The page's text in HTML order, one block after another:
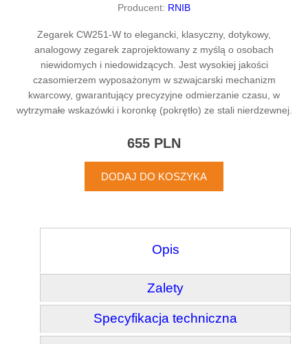
Producent: RNIB
Zegarek CW251-W to elegancki, klasyczny, dotykowy,
analogowy zegarek zaprojektowany z myślą o osobach
niewidomych i niedowidzących. Jest wysokiej jakości
czasomierzem wyposażonym w szwajcarski mechanizm
kwarcowy, gwarantujący precyzyjne odmierzanie czasu, w
wytrzymałe wskazówki i koronkę (pokrętło) ze stali nierdzewnej.
655 PLN
Opis
Zalety
Specyfikacja techniczna